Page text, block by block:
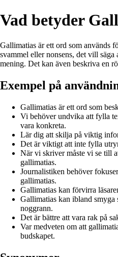
Vad betyder
Gallimatias är ett ord som används
svammel eller nonsens, det vill säga
mening. Det kan även beskriva en
Exempel på
Gallimatias är ett ord som
Vi behöver undvika att fylla
vara konkreta.
Lär dig att skilja på viktig
Det är viktigt att inte fylla
När vi skriver måste vi se till
gallimatias.
Journalistiken behöver
gallimatias.
Gallimatias kan förvirra
Gallimatias kan ibland
noggrann.
Det är bättre att vara rak på
Var medveten om att
budskapet.